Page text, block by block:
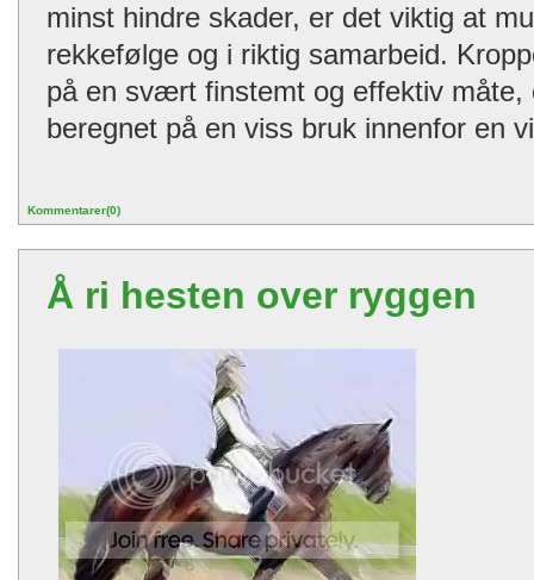
minst hindre skader, er det viktig at
rekkefølge og i riktig samarbeid.
på en svært finstemt og effektiv måte,
beregnet på en viss bruk innenfor en
Kommentarer(0)
Å ri hesten over ryggen